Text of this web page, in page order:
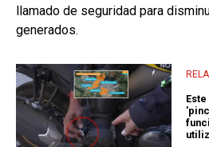
llamado de seguridad para
generados.